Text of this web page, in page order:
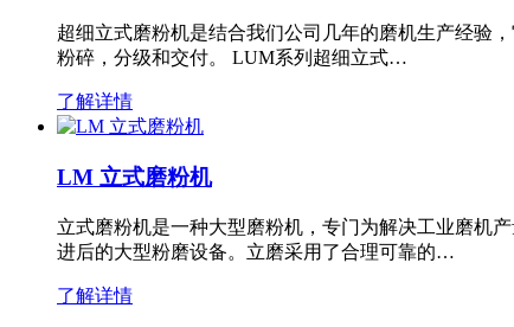
超细立式磨粉机是结合我们公司几年的磨机生产经验
粉碎，分级和交付。 LUM系列超细立式…
了解详情
LM 立式磨粉机
立式磨粉机是一种大型磨粉机，专门为解决工业磨机
进后的大型粉磨设备。立磨采用了合理可靠的…
了解详情